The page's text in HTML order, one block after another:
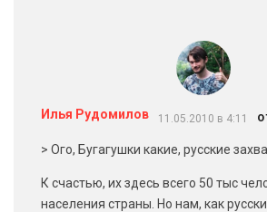
Илья Рудомилов 11.05.2010 в 4:11
> Ого, Бугагушки какие, русские
К счастью, их здесь всего 50 тыс
населения страны. Но нам, как